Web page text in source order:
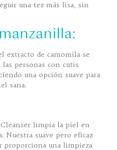
una tez más lisa, sin
extracto de camomila se
las personas con cutis
una opción suave para
sana.
limpia la piel en
Nuestra suave pero eficaz
proporciona una limpieza